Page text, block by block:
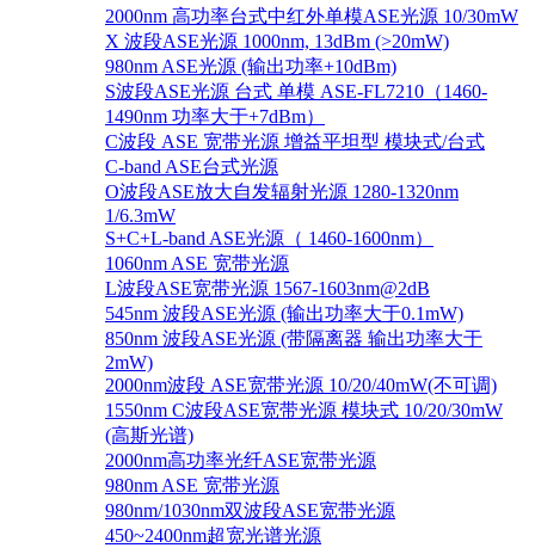
2000nm 高功率台式中红外单模ASE光源 10/30mW
X 波段ASE光源 1000nm, 13dBm (>20mW)
980nm ASE光源 (输出功率+10dBm)
S波段ASE光源 台式 单模 ASE-FL7210（1460-
1490nm 功率大于+7dBm）
C波段 ASE 宽带光源 增益平坦型 模块式/台式
C-band ASE台式光源
O波段ASE放大自发辐射光源 1280-1320nm
1/6.3mW
S+C+L-band ASE光源（ 1460-1600nm）
1060nm ASE 宽带光源
L波段ASE宽带光源 1567-1603nm@2dB
545nm 波段ASE光源 (输出功率大于0.1mW)
850nm 波段ASE光源 (带隔离器 输出功率大于
2mW)
2000nm波段 ASE宽带光源 10/20/40mW(不可调)
1550nm C波段ASE宽带光源 模块式 10/20/30mW
(高斯光谱)
2000nm高功率光纤ASE宽带光源
980nm ASE 宽带光源
980nm/1030nm双波段ASE宽带光源
450~2400nm超宽光谱光源